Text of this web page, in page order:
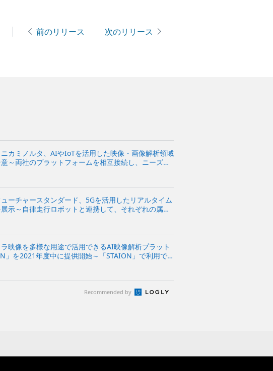
前のリリース 次のリリース
カミノルタ、AIやIoTを活用した映像・画像解析領域
～両社のプラットフォームを相互接続し、ニーズや
なAIモデルやデバイスを利用可能に～
ーチャースタンダード、5Gを活用したリアルタイム
示～自律走行ロボットと連携して、それぞれの属性
～
映像を多様な用途で活用できるAI映像解析プラット
」を2021年度中に提供開始～「STAION」で利用で
メラなどの提供・開発企業を9月21日から募集～
Recommended by